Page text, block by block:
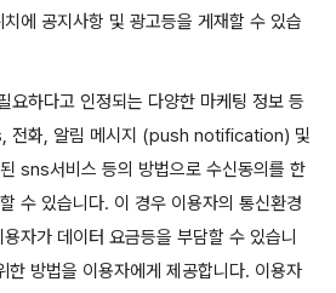
에 공지사항 및 광고등을 게재할 수 있습
하다고 인정되는 다양한 마케팅 정보 등
전화, 알림 메시지 (push notification) 및
sns서비스 등의 방법으로 수신동의를 한
수 있습니다. 이 경우 이용자의 통신환경
자가 데이터 요금등을 부담할 수 있습니
한 방법을 이용자에게 제공합니다. 이용자